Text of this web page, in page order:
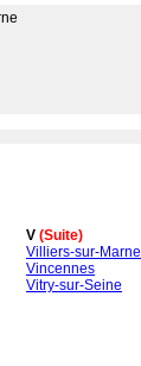
V (Suite)
Villiers-sur-Marne
Vincennes
Vitry-sur-Seine